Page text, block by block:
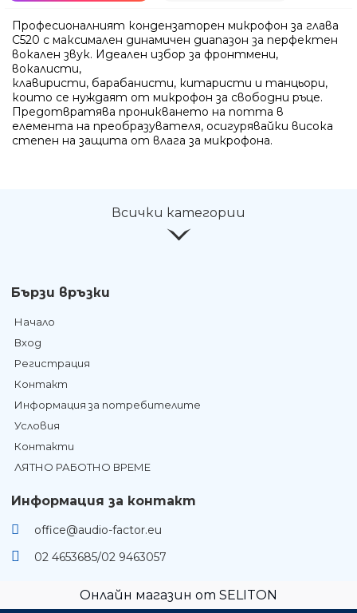
Ние ще се свържем с вас в
Професионалният кондензаторен микрофон за глава
C520 с максимален динамичен диапазон за перфектен
вокален звук. Идеален избор за фронтмени,
вокалисти,
клавиристи, барабанисти, китаристи и танцьори,
които се нуждаят от микрофон за свободни ръце.
Предотвратява проникването на потта в
елемента на преобразувателя, осигурявайки висока
степен на защита от влага за микрофона.
Всички категории
Бързи връзки
Начало
Вход
Регистрация
Контакт
Информация за потребителите
Условия
Контакти
ЛЯТНО РАБОТНО ВРЕМЕ
Информация за контакт
office@audio-factor.eu
02 4653685/02 9463057
Онлайн магазин от SELITON